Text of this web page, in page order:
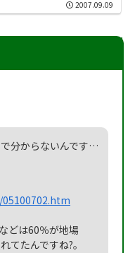
2007.09.09
分からないんです…
どは60％が地場
てたんですね?。